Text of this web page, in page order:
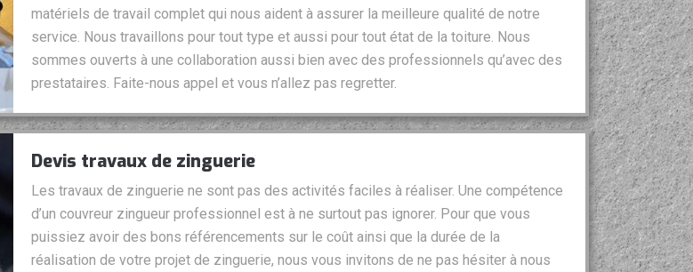
matériels de travail complet qui nous aident à assurer la meilleure qualité de notre
service. Nous travaillons pour tout type et aussi pour tout état de la toiture. Nous
sommes ouverts à une collaboration aussi bien avec des professionnels qu’avec des
prestataires. Faite-nous appel et vous n’allez pas regretter.
Devis travaux de zinguerie
Les travaux de zinguerie ne sont pas des activités faciles à réaliser. Une compétence
d’un couvreur zingueur professionnel est à ne surtout pas ignorer. Pour que vous
puissiez avoir des bons référencements sur le coût ainsi que la durée de la
réalisation de votre projet de zinguerie, nous vous invitons de ne pas hésiter à nous